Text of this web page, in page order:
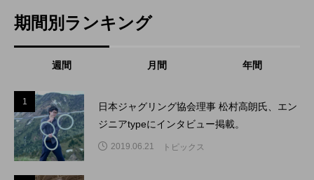
期間別ランキング
週間 月間 年間
1
日本ジャグリング協会理事 松村高朗氏、エン
ジニアtypeにインタビュー掲載。
2019.06.21 トピックス